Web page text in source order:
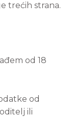
trećih strana.
od 18
od
ili